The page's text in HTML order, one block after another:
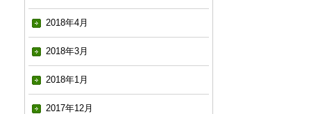
2018年4月
2018年3月
2018年1月
2017年12月